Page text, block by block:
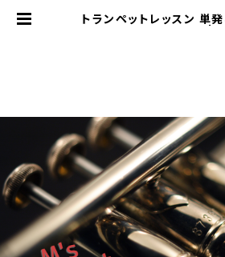
トランペットレッスン 単